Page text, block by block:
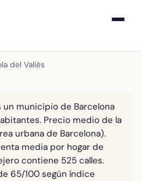
del Vallès
un municipio de Barcelona
Precio medio de la
urbana de Barcelona).
media por hogar de
contiene 525 calles.
65/100 según índice